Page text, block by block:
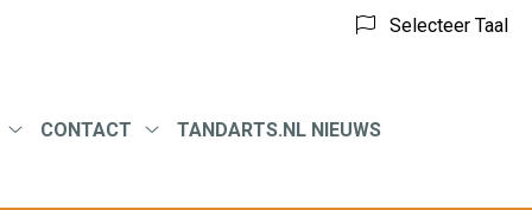
Selecteer Taal
CONTACT
TANDARTS.NL NIEUWS